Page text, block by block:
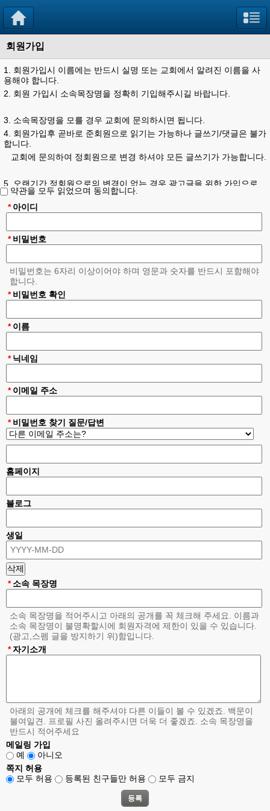
회원가입
1. 회원가입시 이름에는 반드시 실명 또는 교회에서 알려진 이름을 사
용해야 합니다.
2. 회원 가입시 소속목장명을 정확히 기입해주시길 바랍니다.
3. 소속목장명을 모를 경우 교회에 문의하시면 됩니다.
4. 회원가입후 곧바로 준회원으로 읽기는 가능하나 글쓰기/댓글은 불가
합니다.
교회에 문의하여 정회원으로 변경 하셔야 모든 글쓰기가 가능합니다.
5. 오랜기간 정회원으로의 변경이 없는 경우 광고글을 위한 가입으로
간주하고 사전통보 없이 회원탈퇴 됩니다. (중요)
정회원으로 변경이 안된 경우 교회에 문의하여 주세요..
6. 회원가입시 상기와 같은 제약을 둔 이유는
편리함을 위해 개방적으로 운영했을시 너무 많은 광고글과 스펨들이
7. 이름에 장난스런 별명이나 기타 이상한 문자가 포함되어 있을시 사
전통보없이 회원탈퇴 됩니다.
약관을 모두 읽었으며 동의합니다.
아이디
*
비밀번호
*
비밀번호는 6자리 이상이어야 하며 영문과 숫자를 반드시 포함해야
합니다.
비밀번호 확인
*
* 이름
* 닉네임
* 이메일 주소
* 비밀번호 찾기 질문/답변
홈페이지
블로그
생일
* 소속 목장명
소속 목장명을 적어주시고 아래의 공개를 꼭 체크해 주세요. 이름과
소속 목장명이 불명확할시에 회원자격에 제한이 있을 수 있습니다.
(광고,스펨 글을 방지하기 위)함입니다.
*자기소개
아래의 공개에 체크를 해주셔야 다른 이들이 볼 수 있겠죠. 백문이
불여일견. 프로필 사진 올려주시면 더욱 더 좋겠죠. 소속 목장명을
반드시 적어주세요
메일링 가입
예
아니오
쪽지 허용
모두 허용
등록된 친구들만 허용 모두 금지